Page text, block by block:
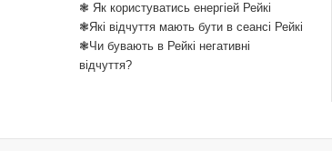
❃ Як користуватись енергіей Рейкі
❃Які відчуття мають бути в сеансі Рейкі
❃Чи бувають в Рейкі негативні
відчуття?